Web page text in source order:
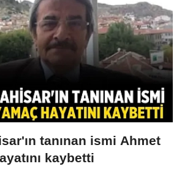
tanınan ismi Ahmet
kaybetti